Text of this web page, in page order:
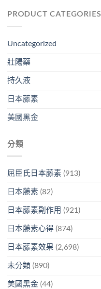
PRODUCT CATEGORIES
Uncategorized
壯陽藥
持久液
日本藤素
美國黑金
分類
屈臣氏日本藤素 (913)
日本藤素 (82)
日本藤素副作用 (921)
日本藤素心得 (874)
日本藤素效果 (2,698)
未分類 (890)
美國黑金 (44)